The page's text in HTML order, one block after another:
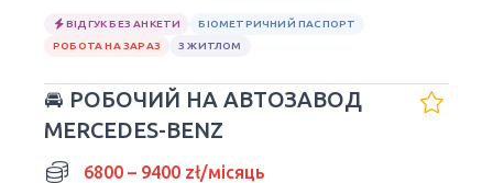
ВІДГУК БЕЗ АНКЕТИ
БІОМЕТРИЧНИЙ ПАСПОРТ
РОБОТА НА ЗАРАЗ
З ЖИТЛОМ
🚘 РОБОЧИЙ НА АВТОЗАВОД
MERCEDES-BENZ
6800 – 9400 zł/місяць